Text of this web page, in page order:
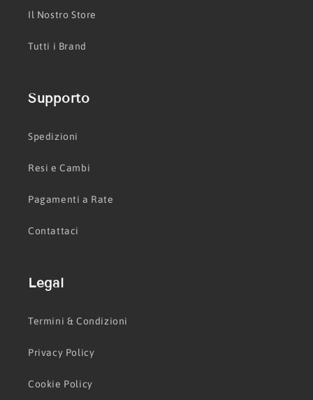
Il Nostro Store
Tutti i Brand
Supporto
Spedizioni
Resi e Cambi
Pagamenti a Rate
Contattaci
Legal
Termini & Condizioni
Privacy Policy
Cookie Policy